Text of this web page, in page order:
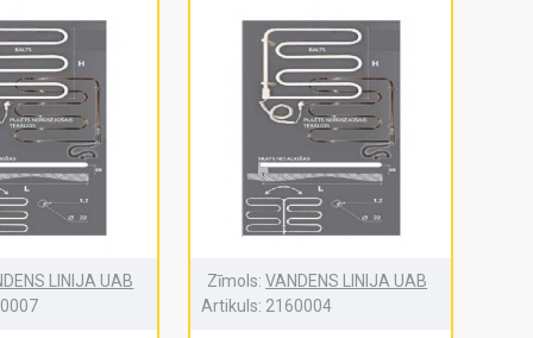
LINIJA UAB
Zīmols: VANDENS LINIJA UAB
Artikuls: 2160004